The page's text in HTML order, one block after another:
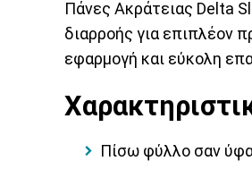
Πάνες Ακράτειας Delta
διαρροής για επιπλέον
εφαρμογή και εύκολη
Πίσω φύλλο σαν